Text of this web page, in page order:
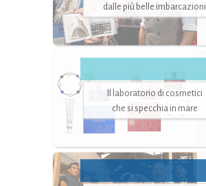
dalle più belle imbarcazioni
Il laboratorio di cosmetici
che si specchia in mare